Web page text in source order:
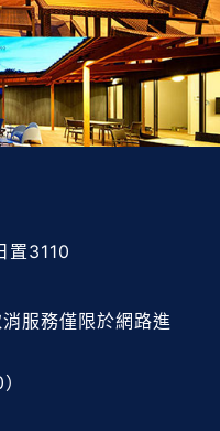
置3110
服務僅限於網路進